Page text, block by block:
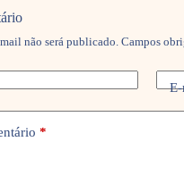
não será publicado. Campos
*